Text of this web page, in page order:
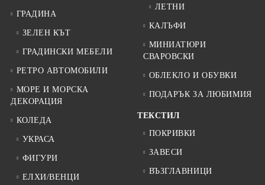
ГРАДИНА
ЗЕЛЕН КЪТ
ГРАДИНСКИ МЕБЕЛИ
РЕТРО АВТОМОБИЛИ
МОРЕ И МОРСКА
ДЕКОРАЦИЯ
КОЛЕДА
УКРАСА
ФИГУРИ
ЕЛХИ/ВЕНЦИ
ЛЕТНИ
КАЛЪФИ
МИНИАТЮРИ
СВАРОВСКИ
ОБЛЕКЛО И ОБУВКИ
ПОДАРЪК ЗА ЛЮБИМИЯ
ТЕКСТИЛ
ПОКРИВКИ
ЗАВЕСИ
ВЪЗГЛАВНИЦИ